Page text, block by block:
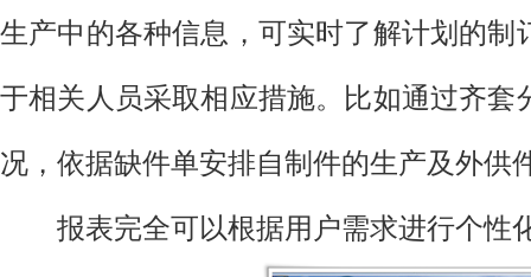
生产中的各种信息，可实时了解计划的
于相关人员采取相应措施。比如通过齐
况，依据缺件单安排自制件的生产及外供
报表完全可以根据用户需求进行个性